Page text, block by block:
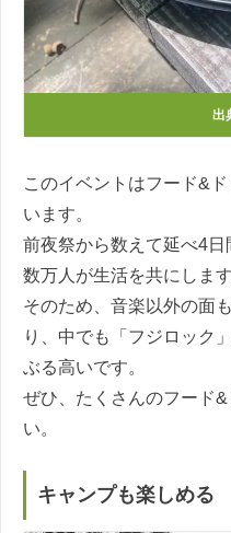
出
このイベントはフード&
います。
前夜祭から数えて延べ4日
数万人が生活を共にします
そのため、音楽以外の面
り、中でも「フジロック
ぶる高いです。
ぜひ、たくさんのフード
い。
キャンプも楽しめる